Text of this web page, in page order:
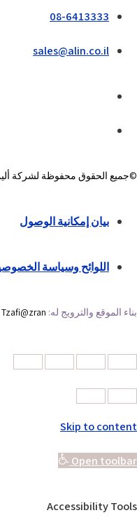
08-6413333
sales@alin.co.il
©جميع الحقوق محفوظة لشركة
بيان إمكانية الوصول
اللوائح وسياسة
بناء الموقع والترويج له: Tzafi@zran
Skip to content
Open toolbar
Accessibility Tools